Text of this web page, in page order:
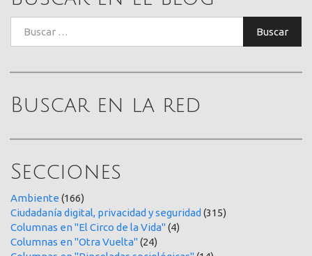
Buscar
Buscar en la red
Secciones
Ambiente (166)
Ciudadanía digital, privacidad y seguridad (315)
Columnas en "El Circo de la Vida"(4)
Columnas en "Otra Vuelta"(24)